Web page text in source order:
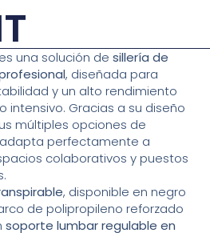
es una solución desillería de
, diseñada para
y un alto rendimiento
intensivo. Gracias a su diseño
múltiples opciones de
adapta perfectamente a
colaborativos y puestos
, disponible en negro
de polipropileno reforzado
soporte lumbar regulable en